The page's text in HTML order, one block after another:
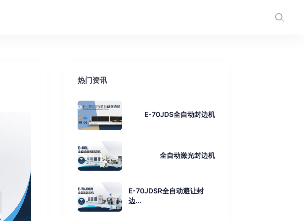
热门资讯
E-70JDS全自动封边机
全自动激光封边机
E-70JDSR全自动避让封
边...